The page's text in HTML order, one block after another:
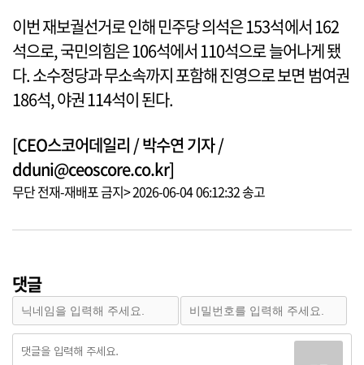
이번 재보궐선거로 인해 민주당 의석은 153석에서 162
석으로, 국민의힘은 106석에서 110석으로 늘어나게 됐
다. 소수정당과 무소속까지 포함해 진영으로 보면 범여권
186석, 야권 114석이 된다.
[CEO스코어데일리 / 박수연 기자 /
dduni@ceoscore.co.kr]
무단 전재-재배포 금지> 2026-06-04 06:12:32 송고
댓글